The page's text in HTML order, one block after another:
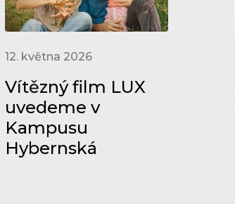
12. května 2026
Vítězný film LUX
uvedeme v
Kampusu
Hybernská